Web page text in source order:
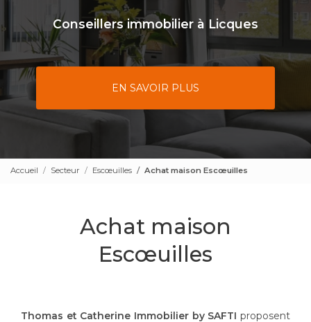
Conseillers immobilier à Licques
EN SAVOIR PLUS
Accueil Secteur Escœuilles Achat maison Escœuilles
Achat maison
Escœuilles
Thomas et Catherine Immobilier by SAFTI proposent